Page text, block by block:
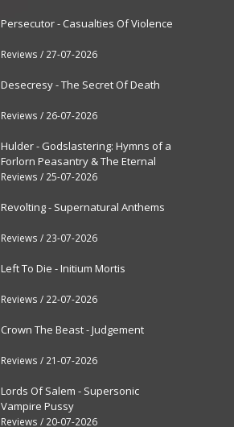
Persecutor - Casualties Of Violence
Reviews / 27-07-2026
Desecresy - The Secret Of Death
Reviews / 26-07-2026
Hulder - Godslastering: Hymns of a
Forlorn Peasantry & The Eternal
Fanfare [reissue]
Reviews / 25-07-2026
Revolting - Supernatural Anthems
Reviews / 23-07-2026
Left To Die - Initium Mortis
Reviews / 22-07-2026
Crown The Beast - Judgement
Reviews / 21-07-2026
Lords Of Salem - Supersonic
Vampire Pussy
Reviews / 20-07-2026